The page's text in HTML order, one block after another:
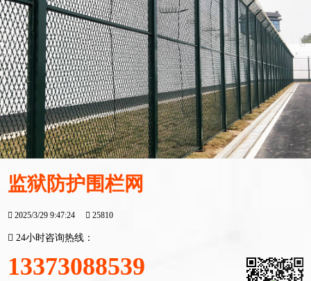
监狱防护围栏网
2025/3/29 9:47:24 25810
24小时咨询热线：
13373088539